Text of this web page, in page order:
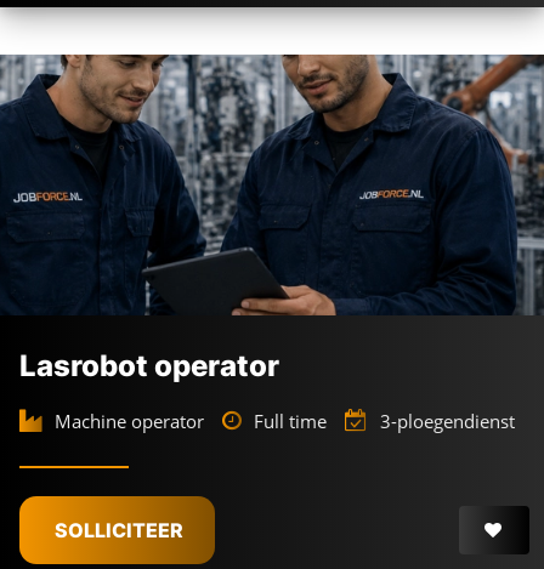
Lasrobot operator
Machine operator Full time 3-ploegendienst
SOLLICITEER